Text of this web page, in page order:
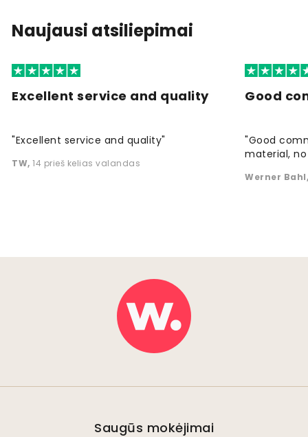
Naujausi atsiliepimai
Excellent service and quality
"Excellent service and quality"
TW, 14 prieš kelias valandas
Good
"Good
material,
Werner Bahl
Saugūs mokėjimai